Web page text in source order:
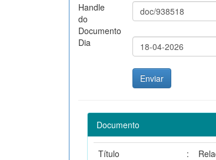
Handle
do
Documento
Dia
Documento
Título :